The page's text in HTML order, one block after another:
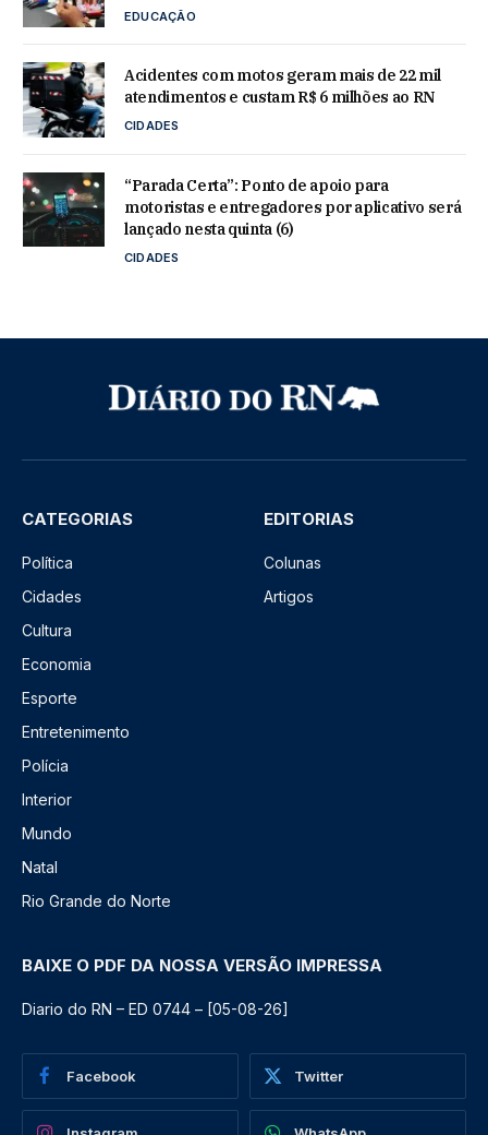
EDUCAÇÃO
Acidentes com motos geram mais de 22 mil
atendimentos e custam R$ 6 milhões ao RN
CIDADES
“Parada Certa”: Ponto de apoio para
motoristas e entregadores por aplicativo será
lançado nesta quinta (6)
CIDADES
CATEGORIAS
Política
Cidades
Cultura
Economia
Esporte
Entretenimento
Polícia
Interior
Mundo
Natal
Rio Grande do Norte
EDITORIAS
Colunas
Artigos
BAIXE O PDF DA NOSSA VERSÃO IMPRESSA
Diario do RN – ED 0744 – [05-08-26]
Facebook Twitter